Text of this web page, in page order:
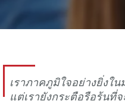
เราภาคภูมิใจอย่างยิ่งใ
แต่เรายังกระตือรือร้นที่